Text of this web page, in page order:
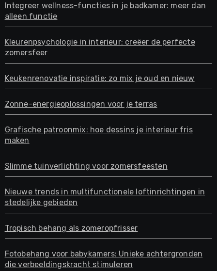
Integreer wellness-functies in je badkamer: meer dan
alleen functie
Kleurenpsychologie in interieur: creëer de perfecte
zomersfeer
Keukenrenovatie inspiratie: zo mix je oud en nieuw
Zonne-energieoplossingen voor je terras
Grafische patroonmix: hoe dessins je interieur fris
maken
Slimme tuinverlichting voor zomersfeesten
Nieuwe trends in multifunctionele loftinrichtingen in
stedelijke gebieden
Tropisch behang als zomeropfrisser
Fotobehang voor babykamers: Unieke achtergronden
die verbeeldingskracht stimuleren